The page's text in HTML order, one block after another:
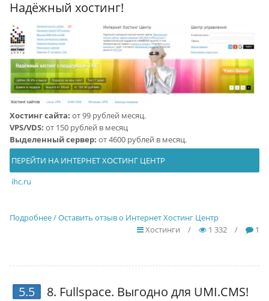
Надёжный хостинг!
Хостинг сайта: от 99 рублей месяц.
VPS/VDS: от 150 рублей в месяц
Выделенный сервер: от 4600 рублей в месяц.
ПЕРЕЙТИ НА ИНТЕРНЕТ ХОСТИНГ ЦЕНТР
ihc.ru
Подробнее / Оставить отзыв о Интернет Хостинг Центр
Хостинги
/ 1 332 / 1
5.5 8. Fullspace. Выгодно для UMI.CMS!